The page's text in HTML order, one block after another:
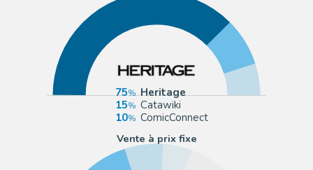
75
Heritage
15
Catawiki
10
ComicConnect
Vente à prix fixe